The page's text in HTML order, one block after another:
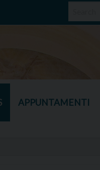
APPUNTAMENTI